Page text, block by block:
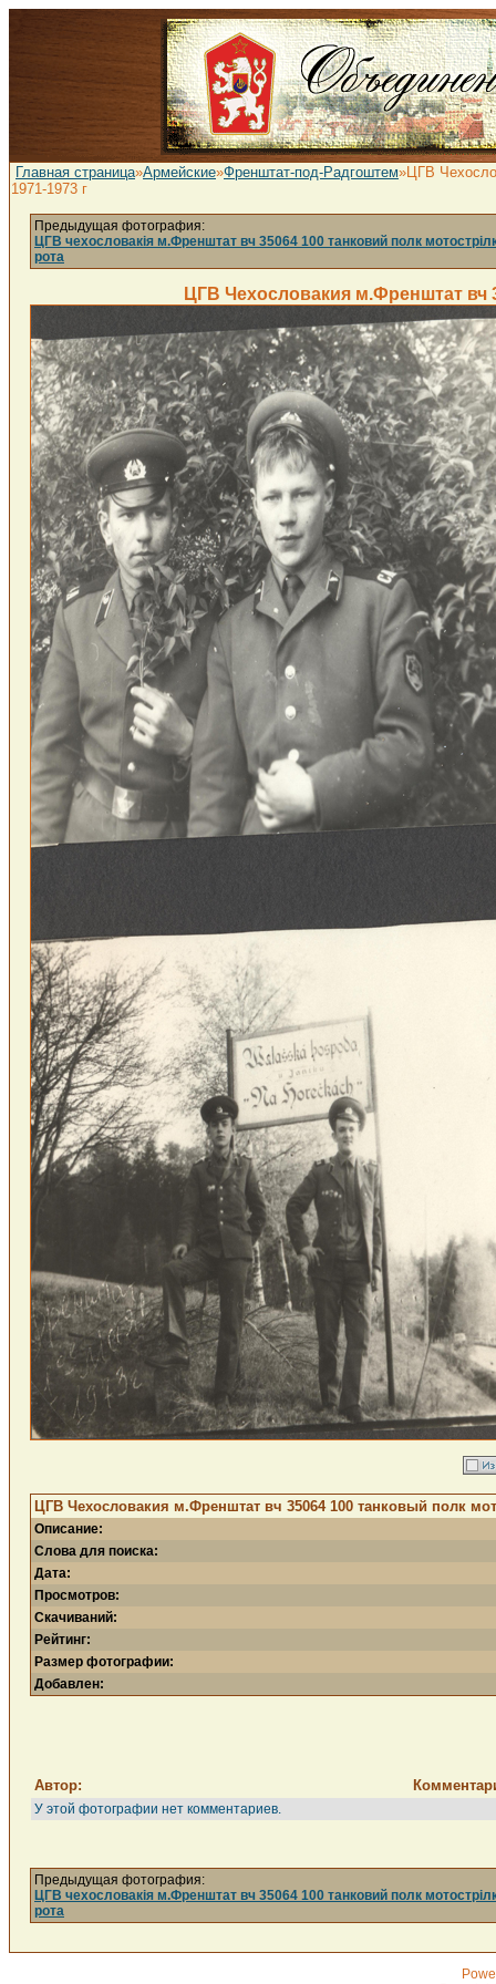
Главная страница»Армейские»Френштат-под-Радгоштем»ЦГВ
1971-1973 г
Предыдущая фотография:
ЦГВ чехословакія м.Френштат вч 35064 100 танковий полк
рота
ЦГВ Чехословакия м.Френштат вч
ЦГВ Чехословакия м.Френштат вч 35064 100 танковый полк
Описание:
Слова для поиска:
Дата:
Просмотров:
Скачиваний:
Рейтинг:
Размер фотографии:
Добавлен:
Автор:
У этой фотографии нет комментариев.
Предыдущая фотография:
ЦГВ чехословакія м.Френштат вч 35064 100 танковий полк
рота